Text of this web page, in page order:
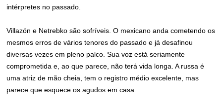
intérpretes no passado.
Villazón e Netrebko são sofríveis. O mexicano anda cometendo os
mesmos erros de vários tenores do passado e já desafinou
diversas vezes em pleno palco. Sua voz está seriamente
comprometida e, ao que parece, não terá vida longa. A russa é
uma atriz de mão cheia, tem o registro médio excelente, mas
parece que esquece os agudos em casa.